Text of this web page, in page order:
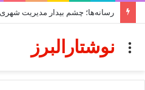
رسانه‌ها؛ چشم بیدار مدیریت شهری
نوشتارالبرزمنو